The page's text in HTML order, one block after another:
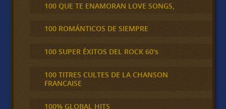
100 QUE TE ENAMORAN LOVE SONGS,
100 ROMÁNTICOS DE SIEMPRE
100 SUPER ÉXITOS DEL ROCK 60's
100 TITRES CULTES DE LA CHANSON
FRANCAISE
100% GLOBAL HITS